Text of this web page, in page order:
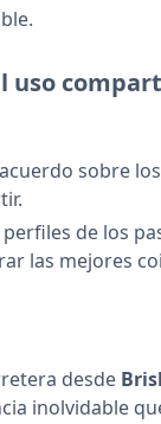
uso
sobre
de los
las mejores
desde
inolvidable